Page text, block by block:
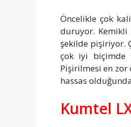
Öncelikle çok
duruyor.
şekilde pişiriyor.
çok iyi biçimde
Pişirilmesi en zor
hassas
Kumtel